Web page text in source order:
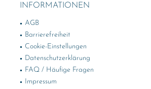
INFORMATIONEN
AGB
Barrierefreiheit
Cookie-Einstellungen
Datenschutzerklärung
FAQ / Häufige Fragen
Impressum